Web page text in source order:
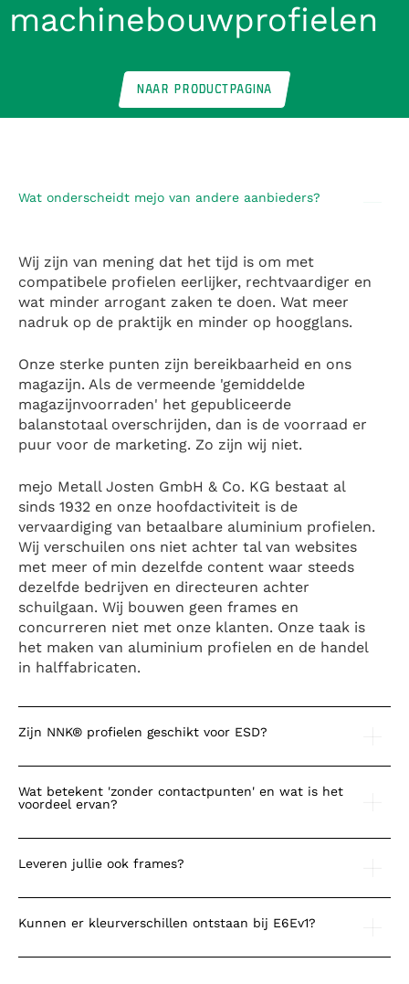
machinebouwprofielen
NAAR PRODUCTPAGINA
Wat onderscheidt mejo van andere aanbieders?
Wij zijn van mening dat het tijd is om met
compatibele profielen eerlijker, rechtvaardiger en
wat minder arrogant zaken te doen. Wat meer
nadruk op de praktijk en minder op hoogglans.
Onze sterke punten zijn bereikbaarheid en ons
magazijn. Als de vermeende 'gemiddelde
magazijnvoorraden' het gepubliceerde
balanstotaal overschrijden, dan is de voorraad er
puur voor de marketing. Zo zijn wij niet.
mejo Metall Josten GmbH & Co. KG bestaat al
sinds 1932 en onze hoofdactiviteit is de
vervaardiging van betaalbare aluminium profielen.
Wij verschuilen ons niet achter tal van websites
met meer of min dezelfde content waar steeds
dezelfde bedrijven en directeuren achter
schuilgaan. Wij bouwen geen frames en
concurreren niet met onze klanten. Onze taak is
het maken van aluminium profielen en de handel
in halffabricaten.
Zijn NNK® profielen geschikt voor ESD?
Wat betekent 'zonder contactpunten' en wat is het
voordeel ervan?
Leveren jullie ook frames?
Kunnen er kleurverschillen ontstaan bij E6Ev1?